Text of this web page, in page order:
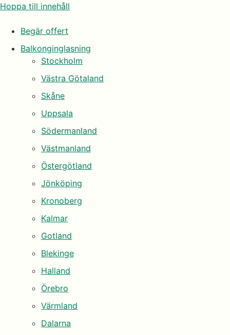
Hoppa till innehåll
Begär offert
Balkonginglasning
Stockholm
Västra Götaland
Skåne
Uppsala
Södermanland
Västmanland
Östergötland
Jönköping
Kronoberg
Kalmar
Gotland
Blekinge
Halland
Örebro
Värmland
Dalarna